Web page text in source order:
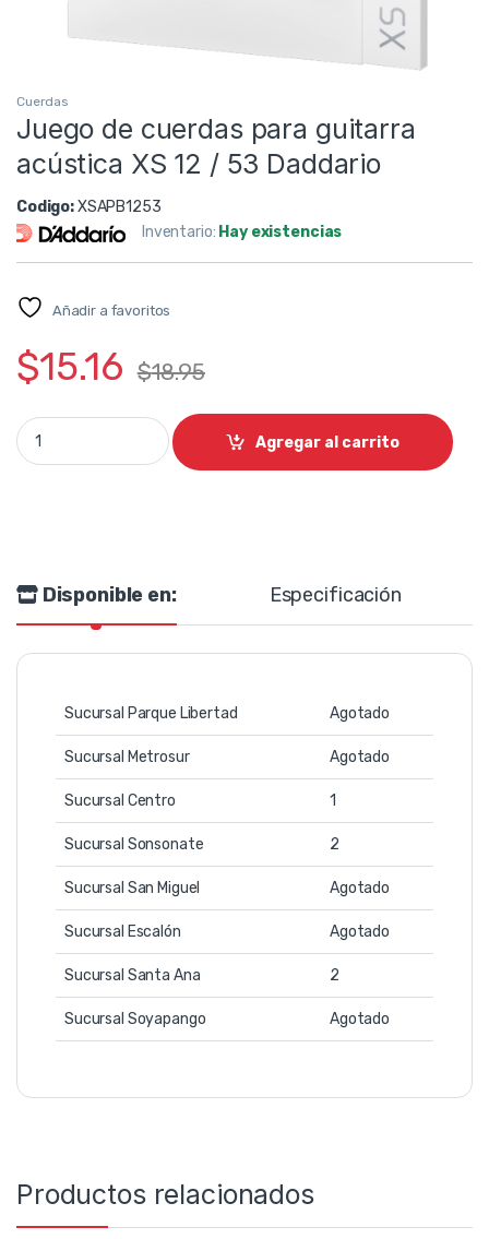
Cuerdas
Juego de cuerdas para guitarra
acústica XS 12 / 53 Daddario
Codigo:XSAPB1253
Inventario: Hay existencias
Añadir a favoritos
$15.16 $18.95
Juego de cuerdas para guitarra acústica XS 12 / 53
Agregar al carrito
Disponible en: Especificación
Sucursal Parque Libertad Agotado
Sucursal Metrosur Agotado
Sucursal Centro 1
Sucursal Sonsonate 2
Sucursal San Miguel Agotado
Sucursal Escalón Agotado
Sucursal Santa Ana 2
Sucursal Soyapango Agotado
Productos relacionados